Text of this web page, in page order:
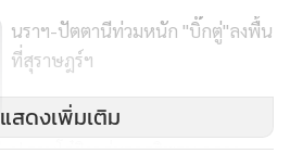
นราฯ-ปัตตานีท่วมหนัก "บิ๊กตู่"ลงพื้น
ที่สุราษฎร์ฯ
ป.รวบโจ๋ยิงถล่มรถอริพรุน กลาง
แสดงเพิ่มเติม